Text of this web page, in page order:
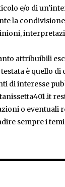
e/o di
la
attribuibili
è quello
di interesse
o eventuali
sempre i